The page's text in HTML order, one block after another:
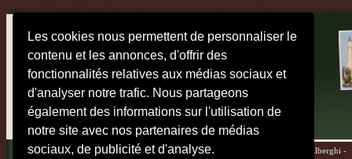
Les cookies nous permettent de personnaliser le
contenu et les annonces, d'offrir des
fonctionnalités relatives aux médias sociaux et
d'analyser notre trafic. Nous partageons
également des informations sur l'utilisation de
notre site avec nos partenaires de médias
sociaux, de publicité et d'analyse.
Home - Mappe - Destinazioni - Alberghi -